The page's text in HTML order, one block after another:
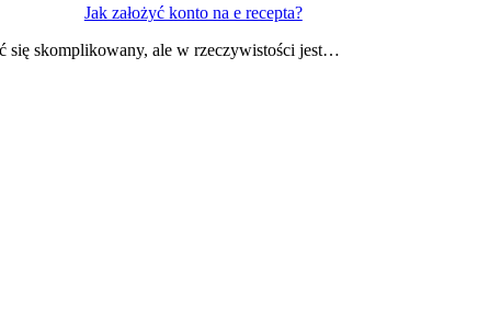
Jak założyć konto na e recepta?
się skomplikowany, ale w rzeczywistości jest…